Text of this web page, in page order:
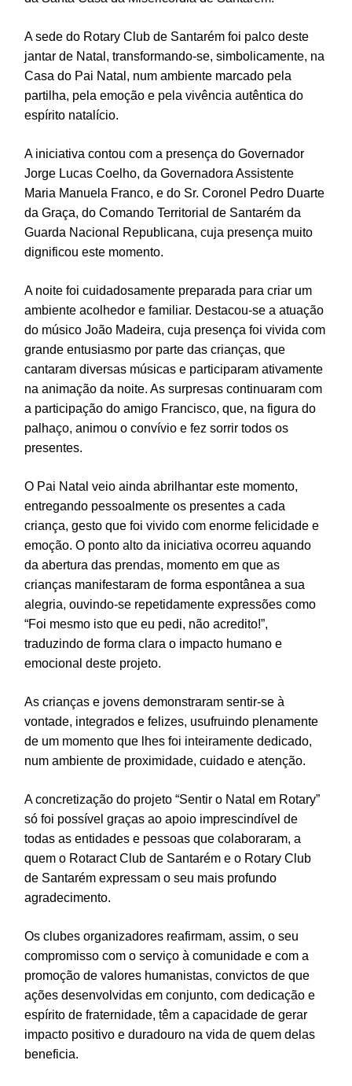
A sede do Rotary Club de Santarém foi palco deste
jantar de Natal, transformando-se, simbolicamente, na
Casa do Pai Natal, num ambiente marcado pela
partilha, pela emoção e pela vivência autêntica do
espírito natalício.
A iniciativa contou com a presença do Governador
Jorge Lucas Coelho, da Governadora Assistente
Maria Manuela Franco, e do Sr. Coronel Pedro Duarte
da Graça, do Comando Territorial de Santarém da
Guarda Nacional Republicana, cuja presença muito
dignificou este momento.
A noite foi cuidadosamente preparada para criar um
ambiente acolhedor e familiar. Destacou-se a atuação
do músico João Madeira, cuja presença foi vivida com
grande entusiasmo por parte das crianças, que
cantaram diversas músicas e participaram ativamente
na animação da noite. As surpresas continuaram com
a participação do amigo Francisco, que, na figura do
palhaço, animou o convívio e fez sorrir todos os
presentes.
O Pai Natal veio ainda abrilhantar este momento,
entregando pessoalmente os presentes a cada
criança, gesto que foi vivido com enorme felicidade e
emoção. O ponto alto da iniciativa ocorreu aquando
da abertura das prendas, momento em que as
crianças manifestaram de forma espontânea a sua
alegria, ouvindo-se repetidamente expressões como
“Foi mesmo isto que eu pedi, não acredito!”,
traduzindo de forma clara o impacto humano e
emocional deste projeto.
As crianças e jovens demonstraram sentir-se à
vontade, integrados e felizes, usufruindo plenamente
de um momento que lhes foi inteiramente dedicado,
num ambiente de proximidade, cuidado e atenção.
A concretização do projeto “Sentir o Natal em Rotary”
só foi possível graças ao apoio imprescindível de
todas as entidades e pessoas que colaboraram, a
quem o Rotaract Club de Santarém e o Rotary Club
de Santarém expressam o seu mais profundo
agradecimento.
Os clubes organizadores reafirmam, assim, o seu
compromisso com o serviço à comunidade e com a
promoção de valores humanistas, convictos de que
ações desenvolvidas em conjunto, com dedicação e
espírito de fraternidade, têm a capacidade de gerar
impacto positivo e duradouro na vida de quem delas
beneficia.